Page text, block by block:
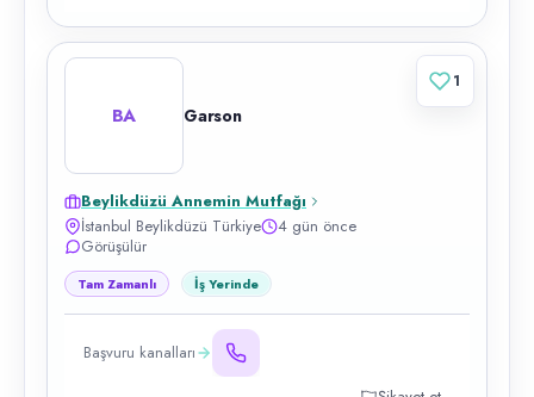
BA Garson
Beylikdüzü Annemin Mutfağı
İstanbul Beylikdüzü Türkiye
4 gün önce
Görüşülür
Tam Zamanlı İş Yerinde
Başvuru kanalları
1